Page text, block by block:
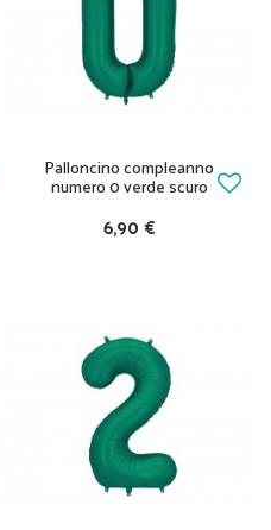
Palloncino compleanno
numero 0 verde scuro
6,90 €